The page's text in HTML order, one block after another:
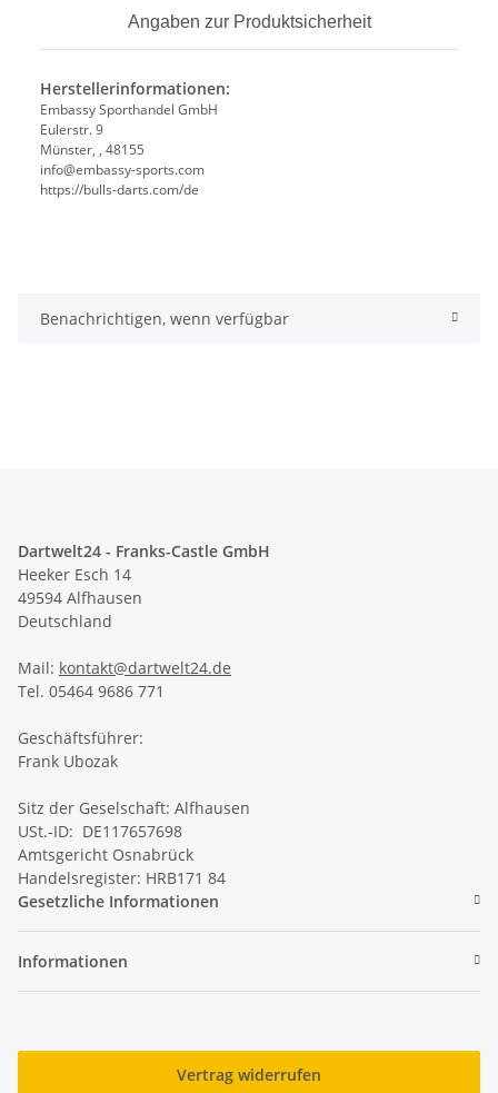
Angaben zur Produktsicherheit
Herstellerinformationen:
Embassy Sporthandel GmbH
Eulerstr. 9
Münster, , 48155
info@embassy-sports.com
https://bulls-darts.com/de
Benachrichtigen, wenn verfügbar
Dartwelt24 - Franks-Castle GmbH
Heeker Esch 14
49594 Alfhausen
Deutschland
Mail: kontakt@dartwelt24.de
Tel. 05464 9686 771
Geschäftsführer:
Frank Ubozak
Sitz der Geselschaft: Alfhausen
USt.-ID: DE117657698
Amtsgericht Osnabrück
Handelsregister: HRB171 84
Gesetzliche Informationen
Informationen
Vertrag widerrufen